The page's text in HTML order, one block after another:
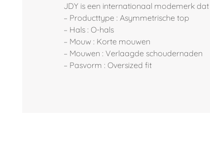
JDY is een internationaal modemerk
– Producttype : Asymmetrische top
– Hals : O-hals
– Mouw : Korte mouwen
– Mouwen : Verlaagde schoudernaden
– Pasvorm : Oversized fit